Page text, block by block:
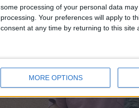
some processing of your personal data
processing. Your preferences will apply to
consent at any time by returning to this site
MORE OPTIONS